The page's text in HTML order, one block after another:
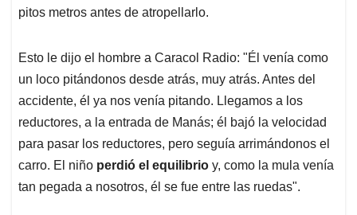
p
k
n
pitos metros antes de atropellarlo.
Esto le dijo el hombre a Caracol Radio: "Él venía como
un loco pitándonos desde atrás, muy atrás. Antes del
accidente, él ya nos venía pitando. Llegamos a los
reductores, a la entrada de Manás; él bajó la velocidad
para pasar los reductores, pero seguía arrimándonos el
carro. El niño perdió el equilibrio y, como la mula venía
tan pegada a nosotros, él se fue entre las ruedas".